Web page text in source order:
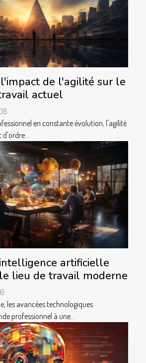
de l'agilité sur le
actuel
en constante évolution, l'agilité
d'ordre...
artificielle
lieu de travail moderne
les avancées technologiques
professionnel à une...